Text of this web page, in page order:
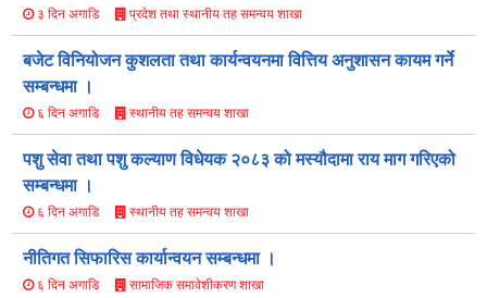
३ दिन अगाडि प्रदेश तथा स्थानीय तह समन्वय शाखा
बजेट विनियोजन कुशलता तथा कार्यन्वयनमा वित्तिय अनुशासन कायम गर्ने
सम्बन्धमा ।
६ दिन अगाडि स्थानीय तह समन्वय शाखा
पशु सेवा तथा पशु कल्याण विधेयक २०८३ को मस्यौ‍दामा राय माग गरिएको
सम्बन्धमा ।
६ दिन अगाडि स्थानीय तह समन्वय शाखा
नीतिगत सिफारिस कार्यान्वयन सम्बन्धमा ।
६ दिन अगाडि सामाजिक समावेशीकरण शाखा